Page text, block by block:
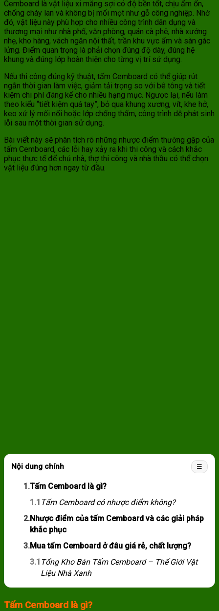
Cemboard là vật liệu xi măng sợi có độ bền tốt, chịu ẩm ổn,
chống cháy lan và không bị mối mọt như gỗ công nghiệp. Nhờ
đó, vật liệu này phù hợp cho nhiều công trình dân dụng và
thương mại như nhà phố, văn phòng, quán cà phê, nhà xưởng
nhẹ, kho hàng, vách ngăn nội thất, trần khu vực ẩm và sàn gác
lửng. Điểm quan trọng là phải chọn đúng độ dày, đúng hệ
khung và đúng lớp hoàn thiện cho từng vị trí sử dụng.
Nếu thi công đúng kỹ thuật, tấm Cemboard có thể giúp rút
ngắn thời gian làm việc, giảm tải trọng so với bê tông và tiết
kiệm chi phí đáng kể cho nhiều hạng mục. Ngược lại, nếu làm
theo kiểu “tiết kiệm quá tay”, bỏ qua khung xương, vít, khe hở,
keo xử lý mối nối hoặc lớp chống thấm, công trình dễ phát sinh
lỗi sau một thời gian sử dụng.
Bài viết này sẽ phân tích rõ những nhược điểm thường gặp của
tấm Cemboard, các lỗi hay xảy ra khi thi công và cách khắc
phục thực tế để chủ nhà, thợ thi công và nhà thầu có thể chọn
vật liệu đúng hơn ngay từ đầu.
Nội dung chính ☰
1.Tấm Cemboard là gì?
1.1 Tấm Cemboard có nhược điểm không?
2.Nhược điểm của tấm Cemboard và các giải pháp
khắc phục
3.Mua tấm Cemboard ở đâu giá rẻ, chất lượng?
3.1 Tổng Kho Bán Tấm Cemboard – Thế Giới Vật
Liệu Nhà Xanh
Tấm Cemboard là gì?